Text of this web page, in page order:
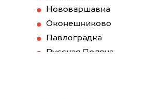
Нововаршавка
Оконешниково
Павлоградка
Русская Поляна